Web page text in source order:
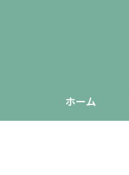
ホーム